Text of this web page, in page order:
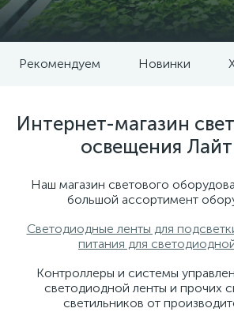
Рекомендуем Новинки
Интернет-магазин
освещения
Наш магазин светового
большой ассортимент
Светодиодные ленты для
питания для
Контроллеры и системы
светодиодной ленты и прочих
светильников от